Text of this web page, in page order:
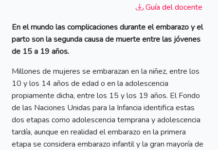
Guía del docente
En el mundo las complicaciones durante el embarazo y el
parto son la segunda causa de muerte entre las jóvenes
de 15 a 19 años.
Millones de mujeres se embarazan en la niñez, entre los
10 y los 14 años de edad o en la adolescencia
propiamente dicha, entre los 15 y los 19 años. El Fondo
de las Naciones Unidas para la Infancia identifica estas
dos etapas como adolescencia temprana y adolescencia
tardía, aunque en realidad el embarazo en la primera
etapa se considera embarazo infantil y la gran mayoría de